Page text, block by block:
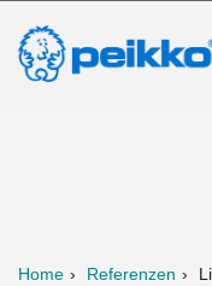
Home Referenzen